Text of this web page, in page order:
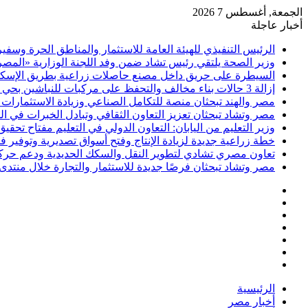
الجمعة, أغسطس 7 2026
أخبار عاجلة
الرئيس التنفيذي للهيئة العامة للاستثمار والمناطق الحرة
وزير الصحة يلتقي رئيس تشاد ضمن وفد اللجنة الوزارية
السيطرة على حريق داخل مصنع حاصلات زراعية بطريق
إزالة 3 حالات بناء مخالف والتحفظ على مركبات للنباشين بحي العامرية أول بالإسكندرية
مصر والهند تبحثان منصة للتكامل الصناعي وزيادة الاستثمارات
مصر وتشاد تبحثان تعزيز التعاون الثقافي وتبادل الخبرات
وزير التعليم من اليابان: التعاون الدولي في التعليم مفتاح
خطة زراعية جديدة لزيادة الإنتاج وفتح أسواق تصديرية
تعاون مصري تشادي لتطوير النقل والسكك الحديدية ودعم حركة
مصر وتشاد تبحثان فرصًا جديدة للاستثمار والتجارة خلال منتدى
جانبي
الرئيسية
أخبار مصر